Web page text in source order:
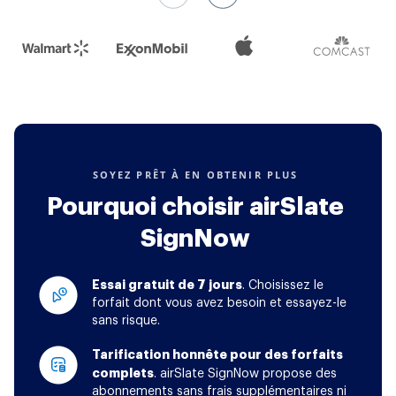
SOYEZ PRÊT À EN OBTENIR PLUS
Pourquoi choisir airSlate
SignNow
Essai gratuit de 7 jours. Choisissez le
forfait dont vous avez besoin et essayez-le
sans risque.
Tarification honnête pour des forfaits
complets. airSlate SignNow propose des
abonnements sans frais supplémentaires ni